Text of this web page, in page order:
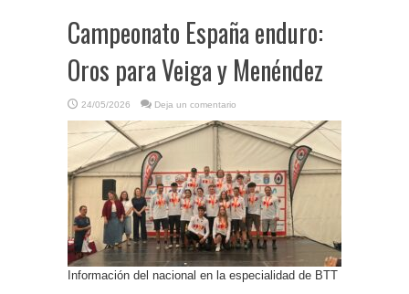
Campeonato España enduro:
Oros para Veiga y Menéndez
24/05/2026 Deja un comentario
Información del nacional en la especialidad de BTT